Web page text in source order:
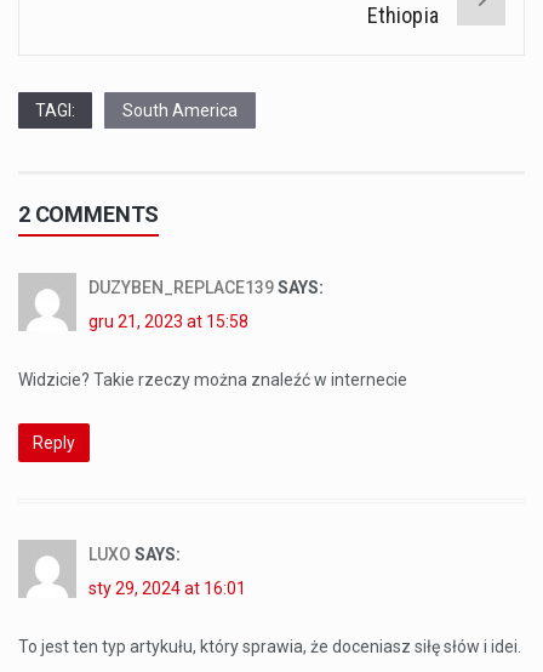
Ethiopia
TAGI: South America
2 COMMENTS
DUZYBEN_REPLACE139SAYS:
gru 21, 2023 at 15:58
Widzicie? Takie rzeczy można znaleźć w internecie
Reply
LUXO SAYS:
sty 29, 2024 at 16:01
To jest ten typ artykułu, który sprawia, że doceniasz siłę słów i idei.